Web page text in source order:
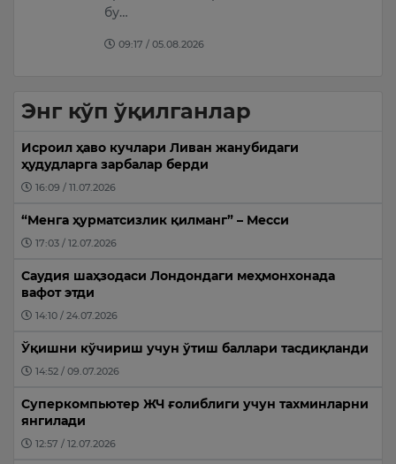
09:17 / 05.08.2026
Энг кўп ўқилганлар
Исроил ҳаво кучлари Ливан жанубидаги
ҳудудларга зарбалар берди
16:09 / 11.07.2026
“Менга ҳурматсизлик қилманг” – Месси
17:03 / 12.07.2026
Саудия шаҳзодаси Лондондаги меҳмонхонада
вафот этди
14:10 / 24.07.2026
Ўқишни кўчириш учун ўтиш баллари тасдиқланди
14:52 / 09.07.2026
Суперкомпьютер ЖЧ ғолиблиги учун тахминларни
янгилади
12:57 / 12.07.2026